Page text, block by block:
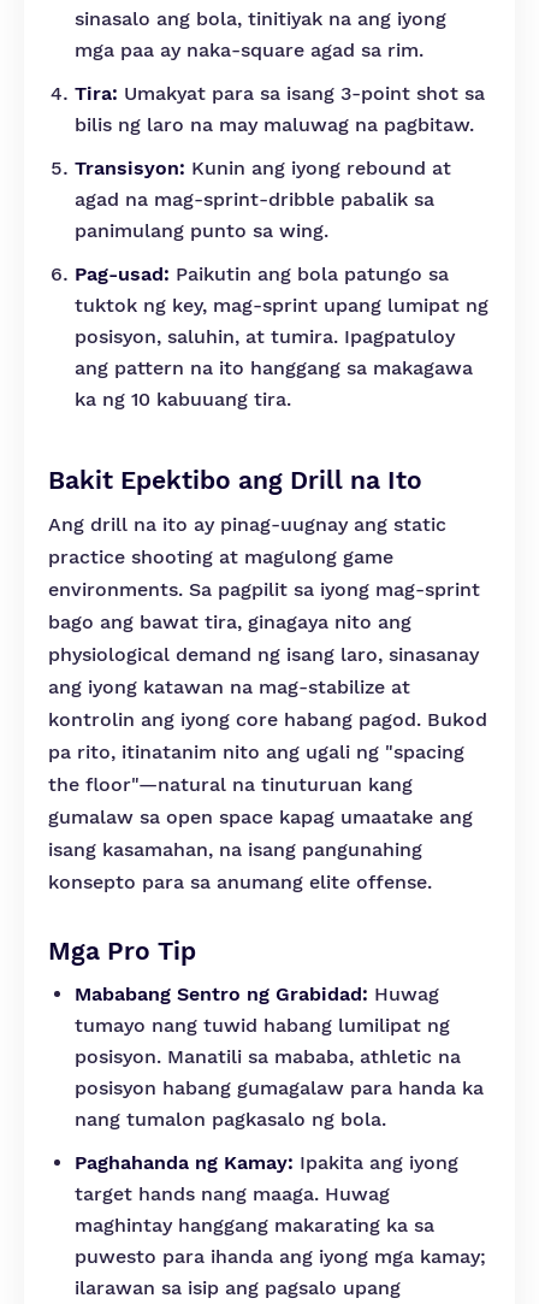
sinasalo ang bola, tinitiyak na ang iyong
mga paa ay naka-square agad sa rim.
Tira: Umakyat para sa isang 3-point shot sa
bilis ng laro na may maluwag na pagbitaw.
Transisyon: Kunin ang iyong rebound at
agad na mag-sprint-dribble pabalik sa
panimulang punto sa wing.
Pag-usad: Paikutin ang bola patungo sa
tuktok ng key, mag-sprint upang lumipat ng
posisyon, saluhin, at tumira. Ipagpatuloy
ang pattern na ito hanggang sa makagawa
ka ng 10 kabuuang tira.
Bakit Epektibo ang Drill na Ito
Ang drill na ito ay pinag-uugnay ang static
practice shooting at magulong game
environments. Sa pagpilit sa iyong mag-sprint
bago ang bawat tira, ginagaya nito ang
physiological demand ng isang laro, sinasanay
ang iyong katawan na mag-stabilize at
kontrolin ang iyong core habang pagod. Bukod
pa rito, itinatanim nito ang ugali ng "spacing
the floor"—natural na tinuturuan kang
gumalaw sa open space kapag umaatake ang
isang kasamahan, na isang pangunahing
konsepto para sa anumang elite offense.
Mga Pro Tip
Mababang Sentro ng Grabidad: Huwag
tumayo nang tuwid habang lumilipat ng
posisyon. Manatili sa mababa, athletic na
posisyon habang gumagalaw para handa ka
nang tumalon pagkasalo ng bola.
Paghahanda ng Kamay: Ipakita ang iyong
target hands nang maaga. Huwag
maghintay hanggang makarating ka sa
puwesto para ihanda ang iyong mga kamay;
ilarawan sa isip ang pagsalo upang